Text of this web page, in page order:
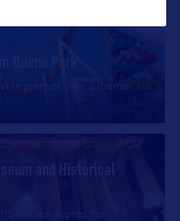
Buena Park
le premier parc à thème
and Historical